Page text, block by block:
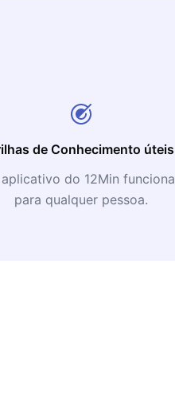
de Conhecimento úteis
aplicativo do 12Min funciona
para qualquer pessoa.